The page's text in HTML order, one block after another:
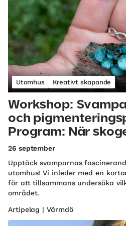
Utomhus Kreativt skapande
Workshop:
och
Program: När
26 september
Upptäck svamparnas
utomhus! Vi inleder med en
för att tillsammans undersöka
området.
Artipelag | Värmdö